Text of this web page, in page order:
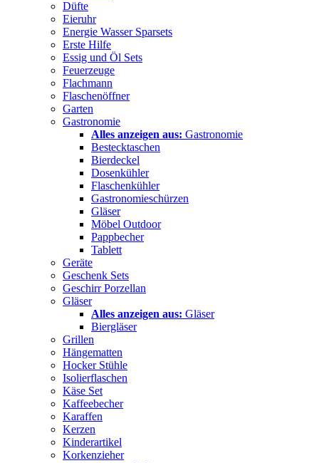
Düfte
Eieruhr
Energie Wasser Sparsets
Erste Hilfe
Essig und Öl Sets
Feuerzeuge
Flachmann
Flaschenöffner
Garten
Gastronomie
Alles anzeigen aus: Gastronomie
Bestecktaschen
Bierdeckel
Dosenkühler
Flaschenkühler
Gastronomieschürzen
Gläser
Möbel Outdoor
Pappbecher
Tablett
Geräte
Geschenk Sets
Geschirr Porzellan
Gläser
Alles anzeigen aus: Gläser
Biergläser
Grillen
Hängematten
Hocker Stühle
Isolierflaschen
Käse Set
Kaffeebecher
Karaffen
Kerzen
Kinderartikel
Korkenzieher